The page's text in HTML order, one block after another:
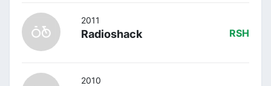
2011
Radioshack RSH
2010